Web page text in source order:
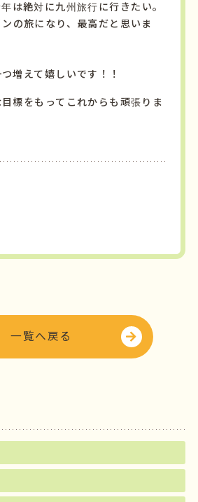
は絶対に九州旅行に行き たい。
の旅に なり、 最高だと思いま
増えて嬉しいです！！
標をもってこれからも頑張りま
一覧へ戻る